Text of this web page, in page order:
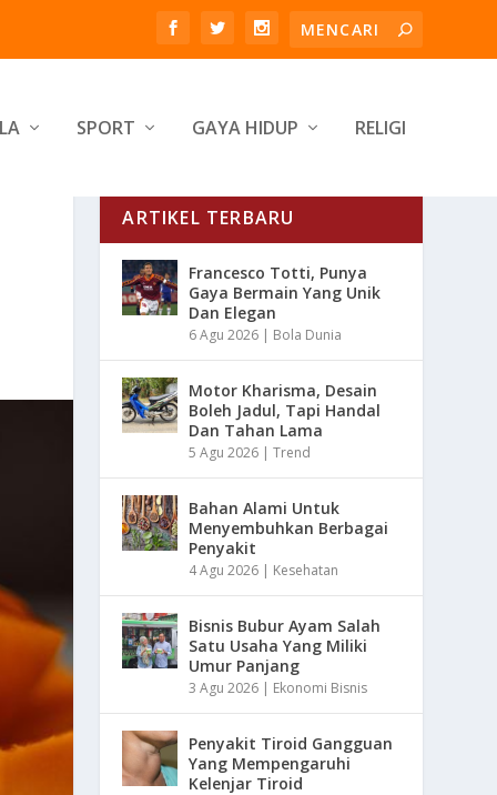
SPORT GAYA HIDUP RELIGI
ARTIKEL TERBARU
Francesco Totti, Punya
Gaya Bermain Yang Unik
Dan Elegan
6 Agu 2026 | Bola Dunia
Motor Kharisma, Desain
Boleh Jadul, Tapi Handal
Dan Tahan Lama
5 Agu 2026 |Trend
Bahan Alami Untuk
Menyembuhkan Berbagai
Penyakit
4 Agu 2026 | Kesehatan
Bisnis Bubur Ayam Salah
Satu Usaha Yang Miliki
Umur Panjang
3 Agu 2026 | Ekonomi Bisnis
Penyakit Tiroid Gangguan
Yang Mempengaruhi
Kelenjar Tiroid